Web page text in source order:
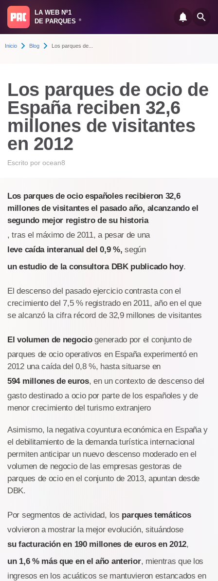
LA WEB Nº1
DE PARQUES
®
Inicio Blog Los parques de...
Los parques de ocio de
España reciben 32,6
millones de visitantes
en 2012
Escrito por ocean8
Los parques de ocio españoles recibieron 32,6
millones de visitantes el pasado año, alcanzando el
segundo mejor registro de su historia
, tras el máximo de 2011, a pesar de una
leve caída interanual del 0,9 %, según
un estudio de la consultora DBK publicado hoy.
El descenso del pasado ejercicio contrasta con el
crecimiento del 7,5 % registrado en 2011, año en el que
se alcanzó la cifra récord de 32,9 millones de visitantes
El volumen de negociogenerado por el conjunto de
parques de ocio operativos en España experimentó en
2012 una caída del 0,8 %, hasta situarse en
594 millones de euros, en un contexto de descenso del
gasto destinado a ocio por parte de los españoles y de
menor crecimiento del turismo extranjero
Asimismo, la negativa coyuntura económica en España y
el debilitamiento de la demanda turística internacional
permiten anticipar un nuevo descenso moderado en el
volumen de negocio de las empresas gestoras de
parques de ocio en el conjunto de 2013, apuntan desde
DBK.
Por segmentos de actividad, los parques temáticos
volvieron a mostrar la mejor evolución, situándose
su facturación en 190 millones de euros en 2012,
un 1,6 % más que en el año anterior, mientras que los
ingresos en los acuáticos se mantuvieron estancados en